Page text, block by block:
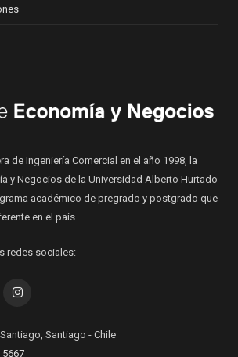
de Ingeniería Comercial en el año 1998, la
y Negocios de la Universidad Alberto Hurtado
académico de pregrado y postgrado que
en el país.
redes sociales:
Instagram
Santiago - Chile
5667